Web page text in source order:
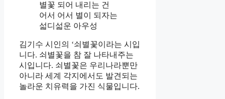
별꽃 되어 내리는 건
어서 어서 별이 되자는
섧디섧운 아우성
김기수 시인의 ‘쇠별꽃이라는 시입
니다. 쇠별꽃을 참 잘 나타내주는
시입니다. 쇠별꽃은 우리나라뿐만
아니라 세계 각지에서도 발견되는
놀라운 치유력을 가진 식물입니다.